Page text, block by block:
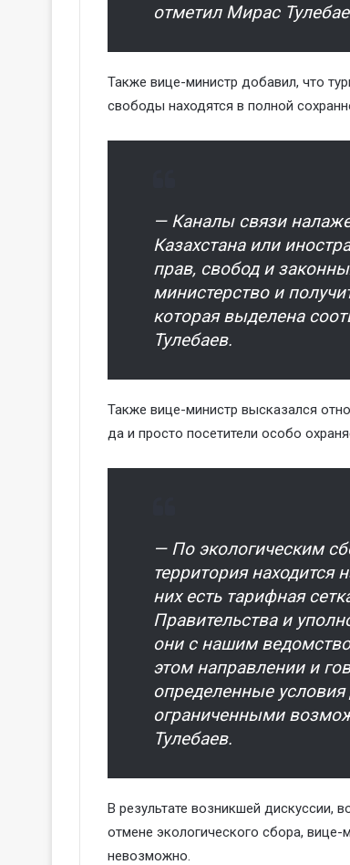
отметил Мирас
Также вице-министр добавил, что
свободы находятся в полной
— Каналы связи
Казахстана или
прав, свобод и
министерство и
которая выделена
Тулебаев.
Также вице-министр высказался
да и просто посетители особо
— По экологическим
территория находится
них есть тарифная
Правительства и
они с нашим
этом направлении и
определенные
ограниченными
Тулебаев.
В результате возникшей дискуссии,
отмене экологического сбора, вице-
невозможно.